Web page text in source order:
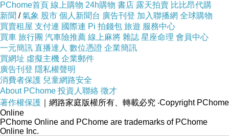
PChome首頁 線上購物 24h購物 書店 露天拍賣 比比昂代購
新聞 /氣象 股市 個人新聞台 廣告刊登 加入聯播網 全球購物
買賣租屋 支付連 國際連 Pi 拍錢包 旅遊 服務中心
買車 旅行團 汽車險推薦 線上麻將 雜誌 星座命理 會員中心
一元簡訊 直播達人 數位憑證 企業簡訊
買網址 虛擬主機 企業郵件
廣告刊登 隱私權聲明
消費者保護 兒童網路安全
About PChome 投資人聯絡 徵才
著作權保護 ｜網路家庭版權所有、轉載必究 ‧Copyright PChome
Online
PChome Online and PChome are trademarks of PChome
Online Inc.